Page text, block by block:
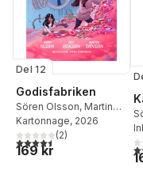
Del 12
Godisfabriken
Sören Olsson, Martin
Svensson,Leif
Eriksson
Kartonnage, 2026
4,5utav 5 stjärnor. Totalt
(2)
169 kr